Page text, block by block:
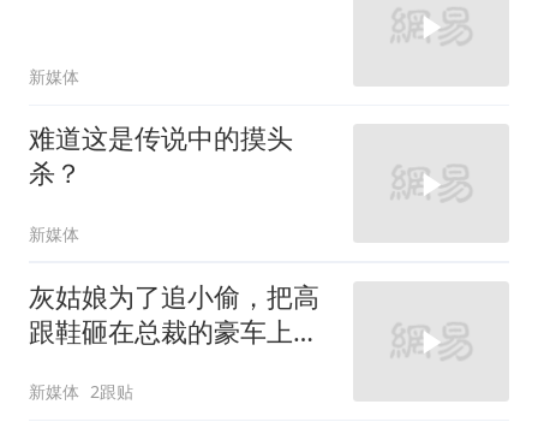
新媒体
难道这是传说中的摸头
杀？
新媒体
灰姑娘为了追小偷，把高
跟鞋砸在总裁的豪车上，
新媒体 2跟贴